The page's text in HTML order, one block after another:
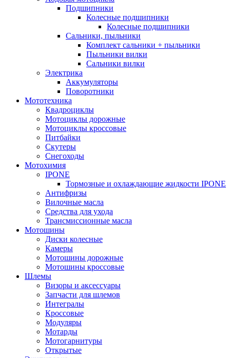
Подшипники
Колесные подшипники
Колесные подшипники
Сальники, пыльники
Комплект сальники + пыльники
Пыльники вилки
Сальники вилки
Электрика
Аккумуляторы
Поворотники
Мототехника
Квадроциклы
Мотоциклы дорожные
Мотоциклы кроссовые
Питбайки
Скутеры
Снегоходы
Мотохимия
IPONE
Тормозные и охлаждающие жидкости IPONE
Антифризы
Вилочные масла
Средства для ухода
Трансмиссионные масла
Мотошины
Диски колесные
Камеры
Мотошины дорожные
Мотошины кроссовые
Шлемы
Визоры и аксессуары
Запчасти для шлемов
Интегралы
Кроссовые
Модуляры
Мотарды
Мотогарнитуры
Открытые